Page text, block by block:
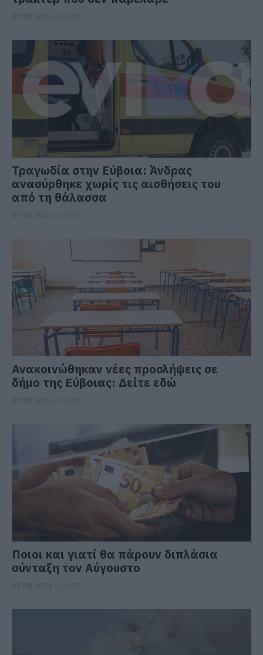
Τραγωδία στην Εύβοια: Άνδρας
ανασύρθηκε χωρίς τις αισθήσεις του
από τη θάλασσα
Ανακοινώθηκαν νέες προσλήψεις σε
δήμο της Εύβοιας: Δείτε εδώ
Ποιοι και γιατί θα πάρουν διπλάσια
σύνταξη τον Αύγουστο